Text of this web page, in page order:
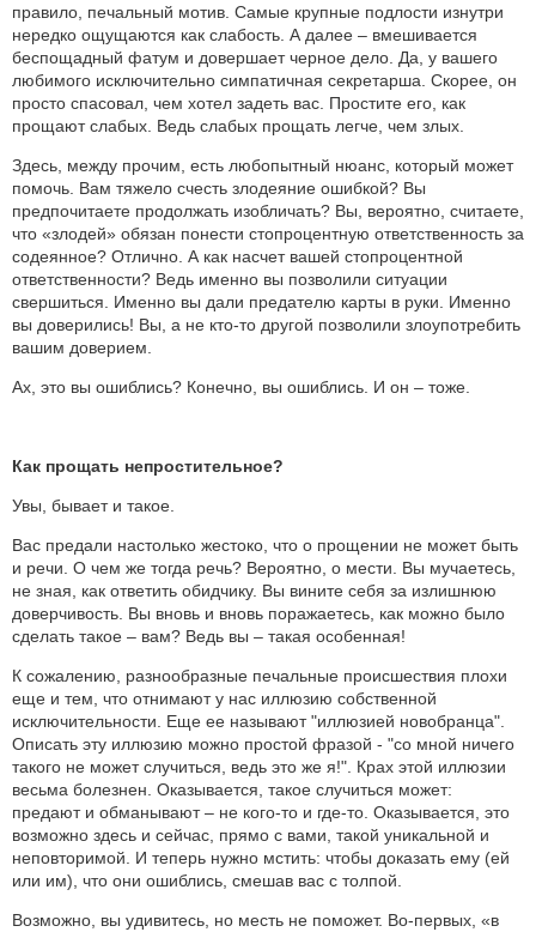
правило, печальный мотив. Самые крупные подлости изнутри
нередко ощущаются как слабость. А далее – вмешивается
беспощадный фатум и довершает черное дело. Да, у вашего
любимого исключительно симпатичная секретарша. Скорее, он
просто спасовал, чем хотел задеть вас. Простите его, как
прощают слабых. Ведь слабых прощать легче, чем злых.
Здесь, между прочим, есть любопытный нюанс, который может
помочь. Вам тяжело счесть злодеяние ошибкой? Вы
предпочитаете продолжать изобличать? Вы, вероятно, считаете,
что «злодей» обязан понести стопроцентную ответственность за
содеянное? Отлично. А как насчет вашей стопроцентной
ответственности? Ведь именно вы позволили ситуации
свершиться. Именно вы дали предателю карты в руки. Именно
вы доверились! Вы, а не кто-то другой позволили злоупотребить
вашим доверием.
Ах, это вы ошиблись? Конечно, вы ошиблись. И он – тоже.
Как прощать непростительное?
Увы, бывает и такое.
Вас предали настолько жестоко, что о прощении не может быть
и речи. О чем же тогда речь? Вероятно, о мести. Вы мучаетесь,
не зная, как ответить обидчику. Вы вините себя за излишнюю
доверчивость. Вы вновь и вновь поражаетесь, как можно было
сделать такое – вам? Ведь вы – такая особенная!
К сожалению, разнообразные печальные происшествия плохи
еще и тем, что отнимают у нас иллюзию собственной
исключительности. Еще ее называют "иллюзией новобранца".
Описать эту иллюзию можно простой фразой - "со мной ничего
такого не может случиться, ведь это же я!". Крах этой иллюзии
весьма болезнен. Оказывается, такое случиться может:
предают и обманывают – не кого-то и где-то. Оказывается, это
возможно здесь и сейчас, прямо с вами, такой уникальной и
неповторимой. И теперь нужно мстить: чтобы доказать ему (ей
или им), что они ошиблись, смешав вас с толпой.
Возможно, вы удивитесь, но месть не поможет. Во-первых, «в